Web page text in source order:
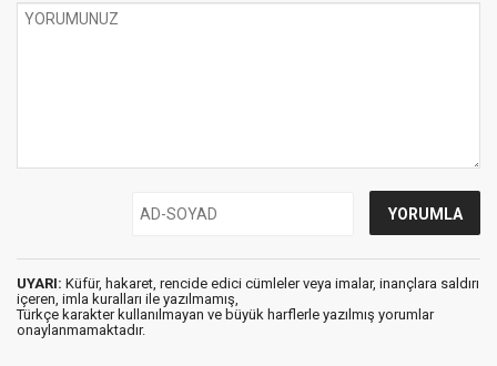
UYARI: Küfür, hakaret, rencide edici cümleler veya imalar, inançlara saldırı
içeren, imla kuralları ile yazılmamış,
Türkçe karakter kullanılmayan ve büyük harflerle yazılmış yorumlar
onaylanmamaktadır.